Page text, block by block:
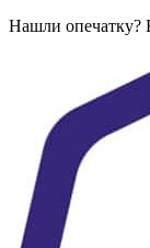
Нашли опечатку?